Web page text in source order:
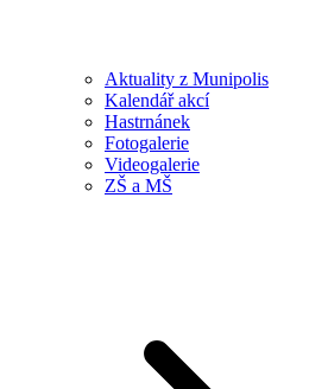
Aktuality z Munipolis
Kalendář akcí
Hastrnánek
Fotogalerie
Videogalerie
ZŠ a MŠ